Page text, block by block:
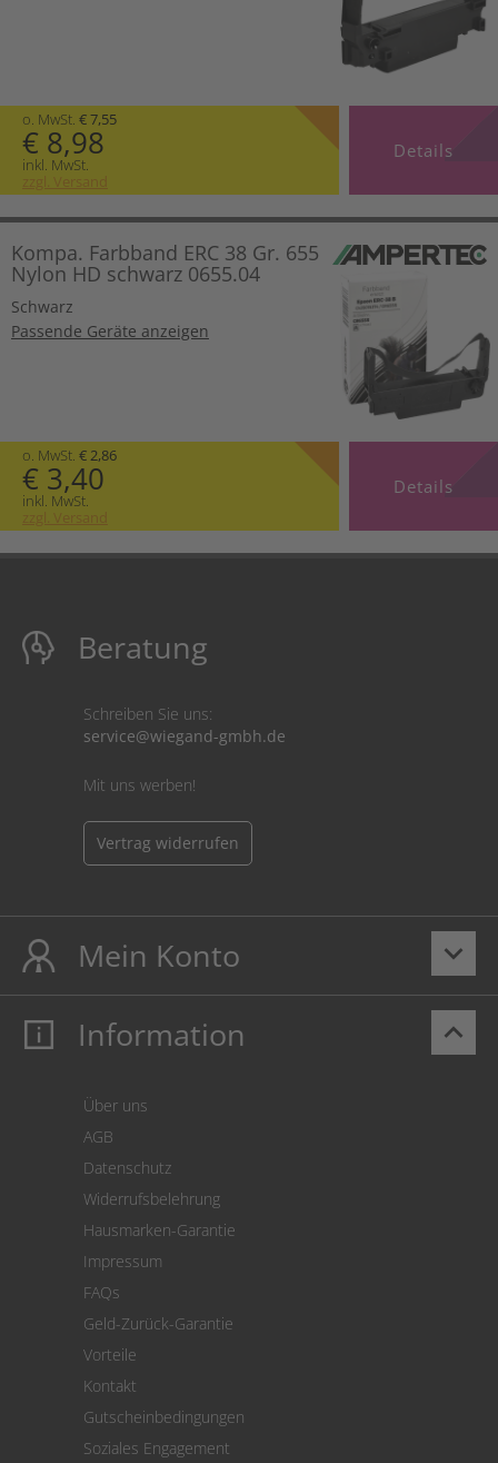
o. MwSt. € 7,55
€ 8,98
inkl. MwSt.
zzgl. Versand
Details
Kompa. Farbband ERC 38 Gr. 655
Nylon HD schwarz 0655.04
Schwarz
Passende Geräte anzeigen
o. MwSt. € 2,86
€ 3,40
inkl. MwSt.
zzgl. Versand
Details
Beratung
Schreiben Sie uns:
service@wiegand-gmbh.de
Mit uns werben!
Vertrag widerrufen
keyboard_arrow_down
Mein Konto
Mein Konto
Cookie Einstellungen
keyboard_arrow_up
Information
Über uns
AGB
Datenschutz
Widerrufsbelehrung
Hausmarken-Garantie
Impressum
FAQs
Geld-Zurück-Garantie
Vorteile
Kontakt
Gutscheinbedingungen
Soziales Engagement